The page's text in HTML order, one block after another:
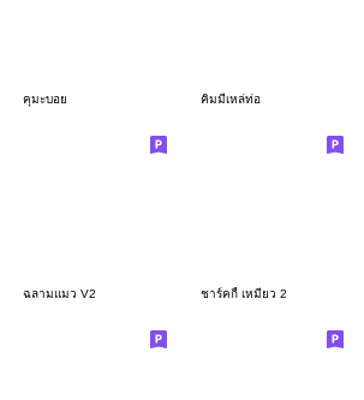
คุมะบอย คิมมี่เหล่ท่อ
ฉลามแมว V2 ชาร์คกี้ เหมียว 2